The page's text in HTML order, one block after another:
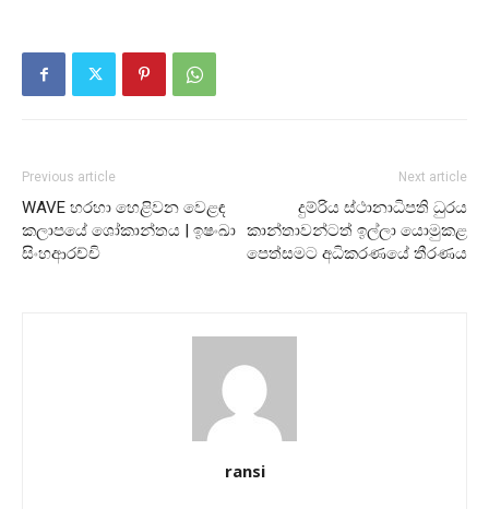
Previous article
WAVE හරහා හෙළිවන වෙළඳ
කලාපයේ ශෝකාන්තය | ඉෂංඛා
සිංහආරච්චි
Next article
දුම්රිය ස්ථානාධිපති ධුරය
කාන්තාවන්ටත් ඉල්ලා යොමුකළ
පෙත්සමට අධිකරණයේ තීරණය
ransi